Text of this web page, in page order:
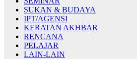
SUKAN & BUDAYA
IPT/AGENSI
KERATAN AKHBAR
RENCANA
PELAJAR
LAIN-LAIN